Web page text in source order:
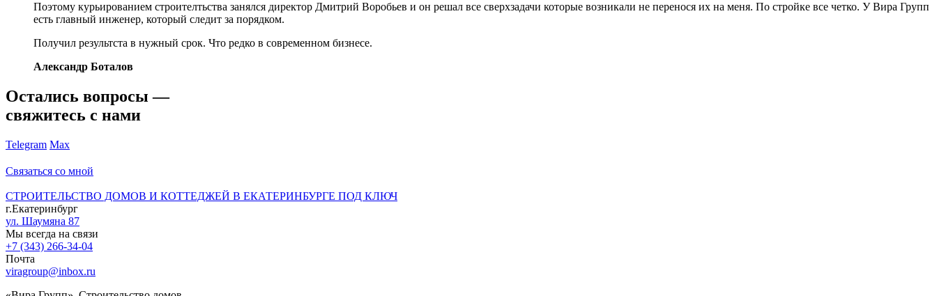
Поэтому курьированием строителтьства занялся директор Дмитрий Воробьев и он решал все сверхзадачи которые возникали не перенося их на меня. По стройке все четко. У Вира Групп
есть главный инженер, который следит за порядком.
Получил результста в нужный срок. Что редко в современном бизнесе.
Александр Боталов
Остались вопросы —
свяжитесь с нами
Telegram Max
Связаться со мной
СТРОИТЕЛЬСТВО ДОМОВ И КОТТЕДЖЕЙ В ЕКАТЕРИНБУРГЕ ПОД КЛЮЧ
г.Екатеринбург
ул. Шаумяна 87
Мы всегда на связи
+7 (343) 266-34-04
Почта
viragroup@inbox.ru